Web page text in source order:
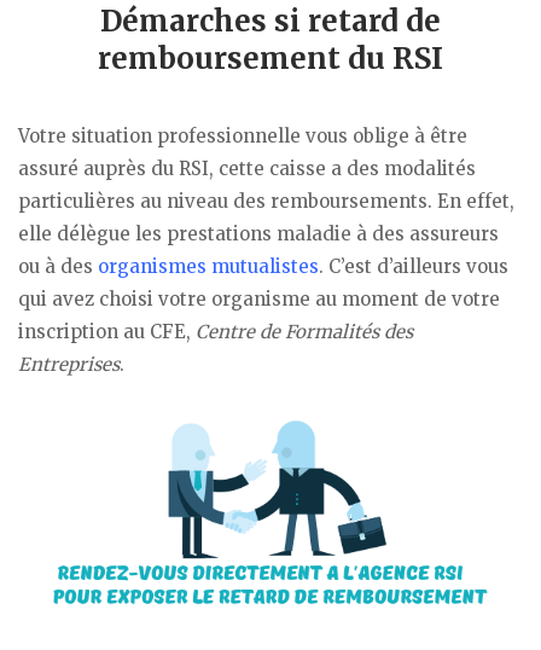
Démarches si retard de
remboursement du RSI
Votre situation professionnelle vous oblige à être
assuré auprès du RSI, cette caisse a des modalités
particulières au niveau des remboursements. En effet,
elle délègue les prestations maladie à des assureurs
ou à des organismes mutualistes. C’est d’ailleurs vous
qui avez choisi votre organisme au moment de votre
inscription au CFE, Centre de Formalités des
Entreprises.